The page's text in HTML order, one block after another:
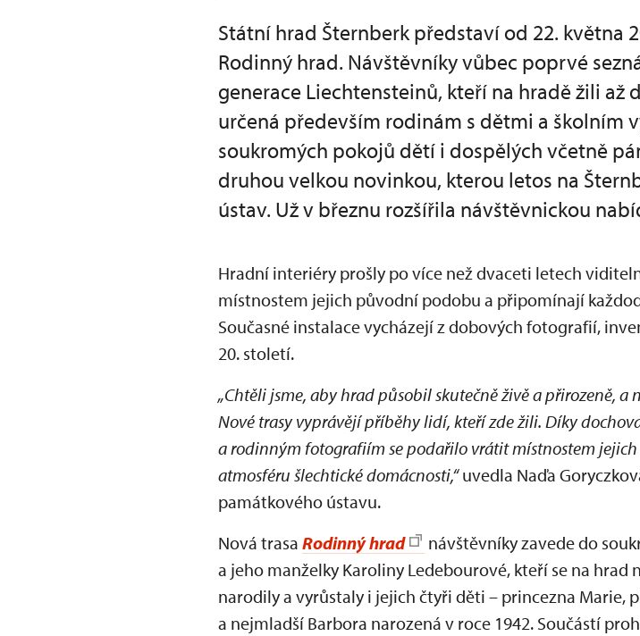
Státní hrad Šternberk představí od 22. května
Rodinný hrad. Návštěvníky vůbec poprvé
generace Liechtensteinů, kteří na hradě žili až
určená především rodinám s dětmi a školním
soukromých pokojů dětí i dospělých včetně
druhou velkou novinkou, kterou letos na
ústav. Už v březnu rozšířila návštěvnickou
Hradní interiéry prošly po více než dvaceti letech
místnostem jejich původní podobu a připomínají
Současné instalace vycházejí z dobových fotografií,
20. století.
„Chtěli jsme, aby hrad působil skutečně živě a přirozeně,
Nové trasy vyprávějí příběhy lidí, kteří zde žili. Díky
a rodinným fotografiím se podařilo vrátit místnostem
atmosféru šlechtické domácnosti,“uvedla Naďa
památkového ústavu.
Nová trasa Rodinný hrad
návštěvníky zavede do
a jeho manželky Karoliny Ledebourové, kteří se na hrad
narodily a vyrůstaly i jejich čtyři děti – princezna Marie,
a nejmladší Barbora narozená v roce 1942. Součástí